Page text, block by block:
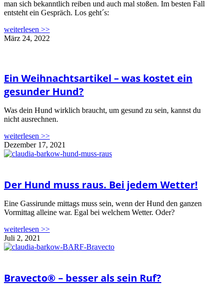
man sich bekanntlich reiben und auch mal stoßen. Im besten Fall
entsteht ein Gespräch. Los geht´s:
weiterlesen >>
März 24, 2022
Ein Weihnachtsartikel – was kostet ein
gesunder Hund?
Was dein Hund wirklich braucht, um gesund zu sein, kannst du
nicht ausrechnen.
weiterlesen >>
Dezember 17, 2021
Der Hund muss raus. Bei jedem Wetter!
Eine Gassirunde mittags muss sein, wenn der Hund den ganzen
Vormittag alleine war. Egal bei welchem Wetter. Oder?
weiterlesen >>
Juli 2, 2021
Bravecto® – besser als sein Ruf?